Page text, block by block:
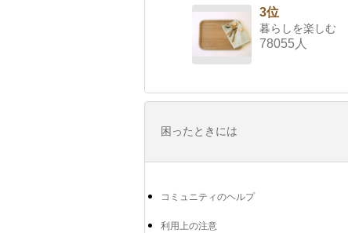
3位
暮らしを楽しむ
78055人
困ったときには
コミュニティのヘルプ
利用上の注意